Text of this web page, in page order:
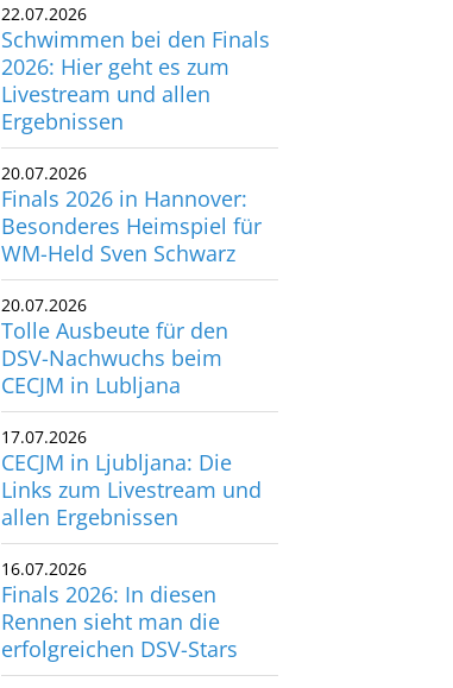
22.07.2026
Schwimmen bei den Finals
2026: Hier geht es zum
Livestream und allen
Ergebnissen
20.07.2026
Finals 2026 in Hannover:
Besonderes Heimspiel für
WM-Held Sven Schwarz
20.07.2026
Tolle Ausbeute für den
DSV-Nachwuchs beim
CECJM in Lubljana
17.07.2026
CECJM in Ljubljana: Die
Links zum Livestream und
allen Ergebnissen
16.07.2026
Finals 2026: In diesen
Rennen sieht man die
erfolgreichen DSV-Stars